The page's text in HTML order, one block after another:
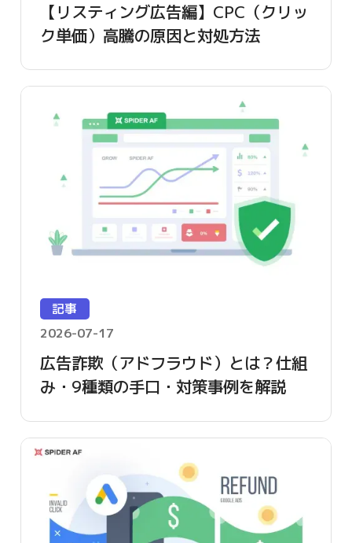
【リスティング広告編】CPC（クリッ
ク単価）高騰の原因と対処方法
記事
2026-07-17
広告詐欺（アドフラウド）とは？仕組
み・9種類の手口・対策事例を解説